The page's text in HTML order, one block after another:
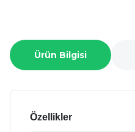
Ürün Bilgisi
Özellikler